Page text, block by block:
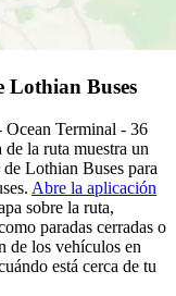
Lothian Buses
Ocean Terminal - 36
la ruta muestra un
de Lothian Buses para
Abre la aplicación
sobre la ruta,
paradas cerradas o
de los vehículos en
está cerca de tu